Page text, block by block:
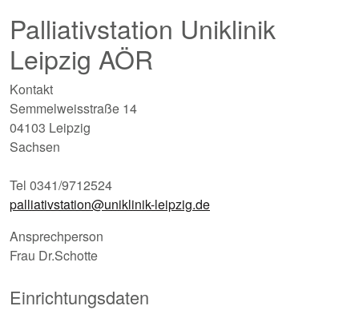
Palliativstation Uniklinik
Leipzig AÖR
Kontakt
Semmelweisstraße 14
04103 Leipzig
Sachsen
Tel 0341/9712524
palliativstation@uniklinik-leipzig.de
Ansprechperson
Frau Dr.Schotte
Einrichtungsdaten